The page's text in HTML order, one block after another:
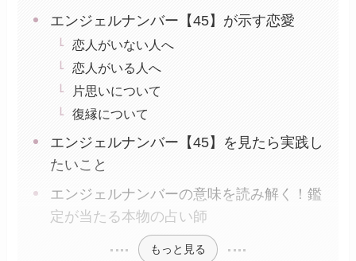
エンジェルナンバー【45】が示す恋愛
恋人がいない人へ
恋人がいる人へ
片思いについて
復縁について
エンジェルナンバー【45】を見たら実践し
たいこと
エンジェルナンバーの意味を読み解く！鑑
定が当たる本物の占い師
もっと見る